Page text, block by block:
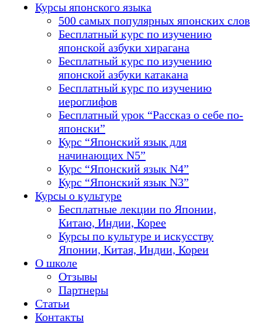
Курсы японского языка
500 самых популярных японских слов
Бесплатный курс по изучению
японской азбуки хирагана
Бесплатный курс по изучению
японской азбуки катакана
Бесплатный курс по изучению
иероглифов
Бесплатный урок “Рассказ о себе по-
японски”
Курс “Японский язык для
начинающих N5”
Курс “Японский язык N4”
Курс “Японский язык N3”
Курсы о культуре
Бесплатные лекции по Японии,
Китаю, Индии, Корее
Курсы по культуре и искусству
Японии, Китая, Индии, Кореи
О школе
Отзывы
Партнеры
Статьи
Контакты